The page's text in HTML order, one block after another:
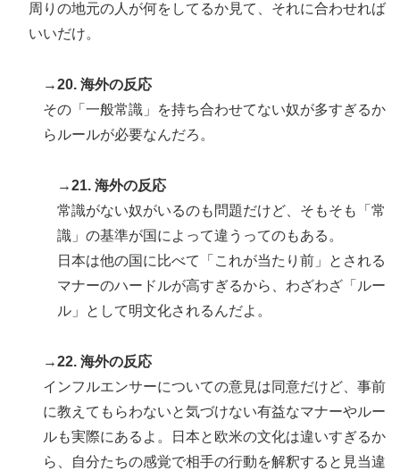
周りの地元の人が何をしてるか見て、それに合わせれば
いいだけ。
→20. 海外の反応
その「一般常識」を持ち合わせてない奴が多すぎるか
らルールが必要なんだろ。
→21. 海外の反応
常識がない奴がいるのも問題だけど、そもそも「常
識」の基準が国によって違うってのもある。
日本は他の国に比べて「これが当たり前」とされる
マナーのハードルが高すぎるから、わざわざ「ルー
ル」として明文化されるんだよ。
→22. 海外の反応
インフルエンサーについての意見は同意だけど、事前
に教えてもらわないと気づけない有益なマナーやルー
ルも実際にあるよ。日本と欧米の文化は違いすぎるか
ら、自分たちの感覚で相手の行動を解釈すると見当違